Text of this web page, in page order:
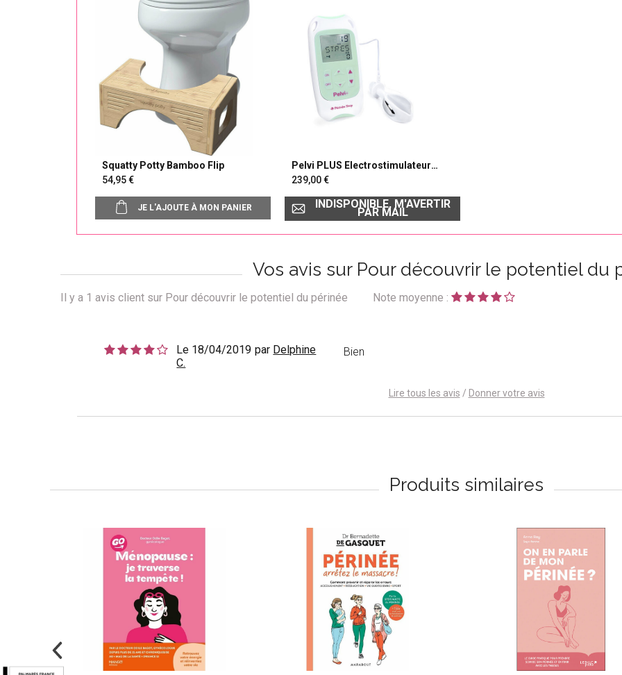
Squatty Potty Bamboo Flip
54,95
JE L'AJOUTE À MON PANIER
Pelvi PLUS Electrostimulateur
périnéal
239,00
INDISPONIBLE, M'AVERTIR
PAR MAIL
Vos avis sur Pour découvrir le potentiel du
Il y a 1 avis client sur Pour découvrir le potentiel du périnée Note moyenne :
Le 18/04/2019 par Delphine
C.
Bien
Lire tous les avis / Donner votre avis
Produits similaires